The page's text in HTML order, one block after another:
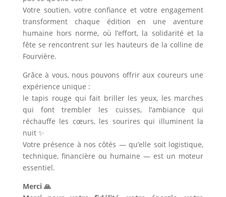
Votre soutien, votre confiance et votre engagement
transforment chaque édition en une aventure
humaine hors norme, où l’effort, la solidarité et la
fête se rencontrent sur les hauteurs de la colline de
Fourvière.
Grâce à vous, nous pouvons offrir aux coureurs une
expérience unique :
le tapis rouge qui fait briller les yeux, les marches
qui font trembler les cuisses, l’ambiance qui
réchauffe les cœurs, les sourires qui illuminent la
nuit ✨
Votre présence à nos côtés — qu’elle soit logistique,
technique, financière ou humaine — est un moteur
essentiel.
Merci 🙏